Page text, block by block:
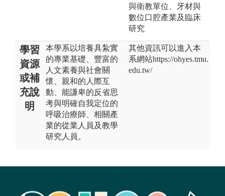
與衛教單位、牙材與
數位口腔產業及臨床
研究
學習
資源
或補
充說
明
本學系以培養具紮實
的專業基礎、豐富的
人文素養與社會關
懷、親和的人際互
動、能謙卑的反省思
考與明確自我定位的
呼吸治療師、相關產
業的從業人員及教學
研究人員。
其他資訊可以進入本
系網站https://ohyes.tmu.
edu.tw/